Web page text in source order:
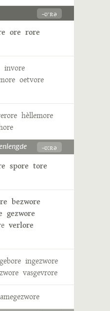
-ʊˑʀə
ore rore
invore
oetvore
hèllemore
-ʊːʀə
spore tore
bezwore
gezwore
verlore
ingezwore
vasgevrore